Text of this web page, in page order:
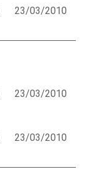
23/03/2010
23/03/2010
23/03/2010